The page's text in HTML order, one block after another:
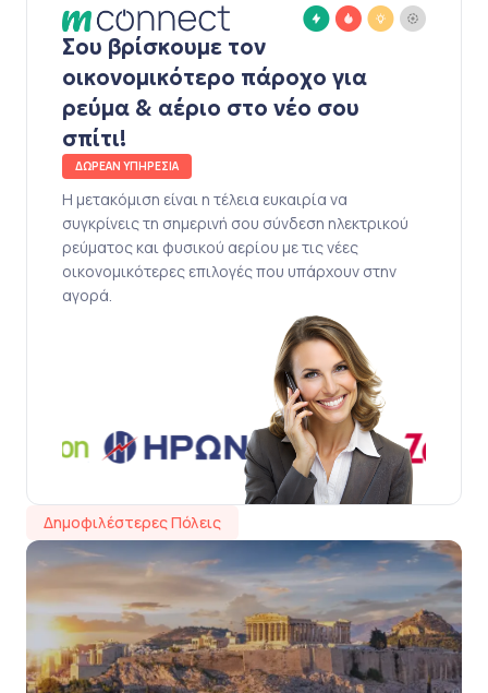
Σου βρίσκουμε τον
οικονομικότερο πάροχο για
ρεύμα & αέριο στο νέο σου
σπίτι!
ΔΩΡΕΑΝ ΥΠΗΡΕΣΙΑ
Η μετακόμιση είναι η τέλεια ευκαιρία να
συγκρίνεις τη σημερινή σου σύνδεση ηλεκτρικού
ρεύματος και φυσικού αερίου με τις νέες
οικονομικότερες επιλογές που υπάρχουν στην
αγορά.
Δημοφιλέστερες Πόλεις